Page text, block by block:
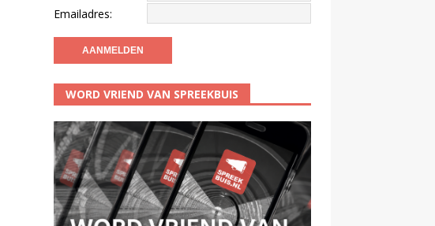
Emailadres:
WORD VRIEND VAN SPREEKBUIS